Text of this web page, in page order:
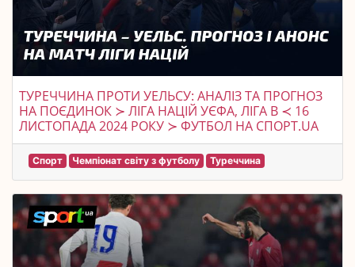
ТУРЕЧЧИНА ПРОТИ УЕЛЬСУ: АНАЛІЗ ТА ПРОГНОЗ
НА ПОЄДИНОК ≻ ЛІГА НАЦІЙ УЄФА, ЛІГА B ≺ 16
ЛИСТОПАДА 2024 РОКУ ≻ ФУТБОЛ НА СПОРТ.UA
Спорт Чемпіонат світу з футболу Туреччина